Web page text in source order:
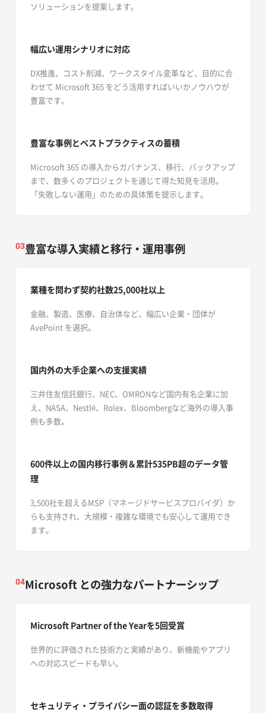
ソリューションを提案します。
幅広い運用シナリオに対応
DX推進、コスト削減、ワークスタイル変革など、目的に合
わせて Microsoft 365 をどう活用すればいいかノウハウが
豊富です。
豊富な事例とベストプラクティスの蓄積
Microsoft 365 の導入からガバナンス、移行、バックアップ
まで、数多くのプロジェクトを通じて得た知見を活用。
「失敗しない運用」のための具体策を提示します。
03豊富な導入実績と移行・運用事例
業種を問わず契約社数25,000社以上
金融、製造、医療、自治体など、幅広い企業・団体が
AvePoint を選択。
国内外の大手企業への支援実績
三井住友信託銀行、NEC、OMRONなど国内有名企業に加
え、NASA、Nestlé、Rolex、Bloombergなど海外の導入事
例も多数。
600件以上の国内移行事例＆累計535PB超のデータ管
理
3,500社を超えるMSP（マネージドサービスプロバイダ）か
らも支持され、大規模・複雑な環境でも安心して運用でき
ます。
04Microsoft との強力なパートナーシップ
Microsoft Partner of the Yearを5回受賞
世界的に評価された技術力と実績があり、新機能やアプリ
への対応スピードも早い。
セキュリティ・プライバシー面の認証を多数取得